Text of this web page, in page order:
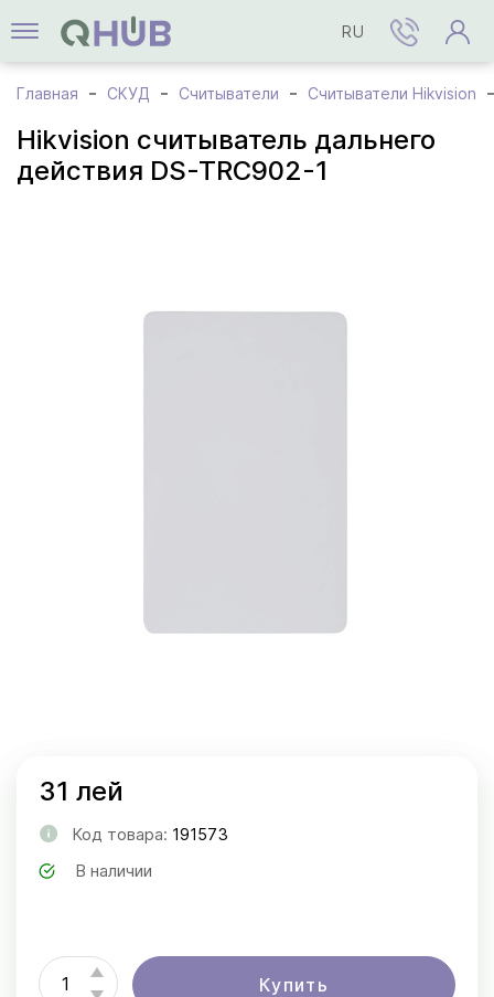
RU
Главная СКУД Считыватели Считыватели Hikvision
Hikvision cчитыватель дальнего
действия DS-TRC902-1
31 лей
Код товара: 191573
В наличии
Купить